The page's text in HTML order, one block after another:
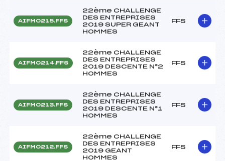
AIFM0215.FFS
22ème CHALLENGE
DES ENTREPRISES
2019 SUPER GEANT
HOMMES
FFS
AIFM0214.FFS
22ème CHALLENGE
DES ENTREPRISES
2019 DESCENTE N°2
HOMMES
FFS
AIFM0213.FFS
22ème CHALLENGE
DES ENTREPRISES
2019 DESCENTE N°1
HOMMES
FFS
AIFM0212.FFS
22ème CHALLENGE
DES ENTREPRISES
2019 GEANT
HOMMES
FFS